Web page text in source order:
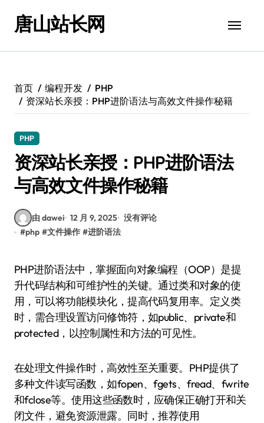
唐山站长网
首页 编程开发
PHP
资深站长亲授：PHP进阶语法与高效文件操作秘籍
PHP
资深站长亲授：PHP进阶语法
与高效文件操作秘籍
由 dawei 12 月 9, 2025 没有评论
#php #文件操作 #进阶语法
PHP进阶语法中，掌握面向对象编程（OOP）是提
升代码结构和可维护性的关键。通过类和对象的使
用，可以将功能模块化，提高代码复用率。定义类
时，需合理设置访问修饰符，如public、private和
protected，以控制属性和方法的可见性。
在处理文件操作时，高效性至关重要。PHP提供了
多种文件读写函数，如fopen、fgets、fread、fwrite
和fclose等。使用这些函数时，应确保正确打开和关
闭文件，避免资源泄露。同时，推荐使用